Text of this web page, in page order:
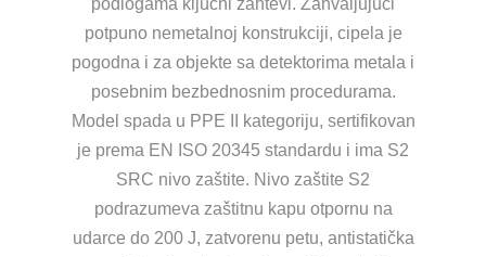
podlogama ključni zahtevi. Zahvaljujući
potpuno nemetalnoj konstrukciji, cipela je
pogodna i za objekte sa detektorima metala i
posebnim bezbednosnim procedurama.
Model spada u PPE II kategoriju, sertifikovan
je prema EN ISO 20345 standardu i ima S2
SRC nivo zaštite. Nivo zaštite S2
podrazumeva zaštitnu kapu otpornu na
udarce do 200 J, zatvorenu petu, antistatička